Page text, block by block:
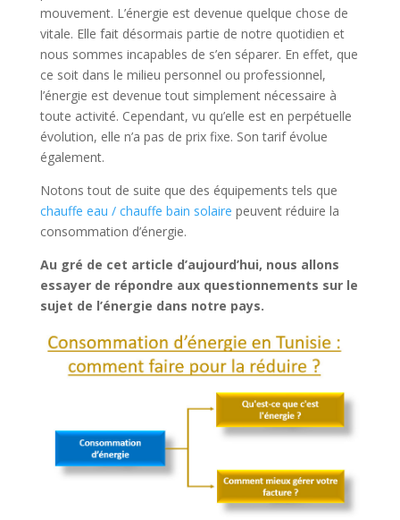
mouvement. L’énergie est devenue quelque chose de
vitale. Elle fait désormais partie de notre quotidien et
nous sommes incapables de s’en séparer. En effet, que
ce soit dans le milieu personnel ou professionnel,
l’énergie est devenue tout simplement nécessaire à
toute activité. Cependant, vu qu’elle est en perpétuelle
évolution, elle n’a pas de prix fixe. Son tarif évolue
également.
Notons tout de suite que des équipements tels que
chauffe eau / chauffe bain solaire peuvent réduire la
consommation d’énergie.
Au gré de cet article d’aujourd’hui, nous allons
essayer de répondre aux questionnements sur le
sujet de l’énergie dans notre pays.